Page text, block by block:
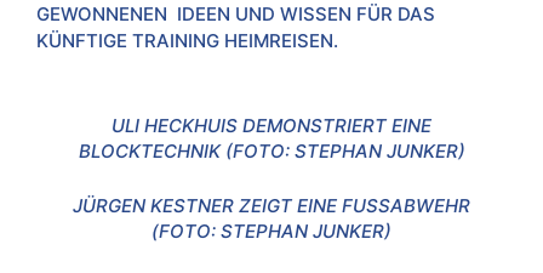
GEWONNENEN IDEEN UND WISSEN FÜR DAS
KÜNFTIGE TRAINING HEIMREISEN.
ULI HECKHUIS DEMONSTRIERT EINE
BLOCKTECHNIK (FOTO: STEPHAN JUNKER)
JÜRGEN KESTNER ZEIGT EINE FUSSABWEHR (
FOTO: STEPHAN JUNKER)